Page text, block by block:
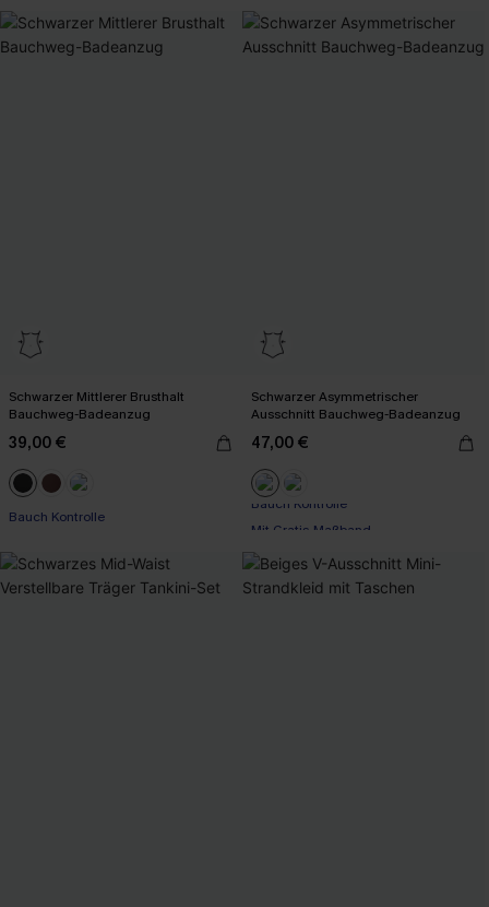
Schwarzer Mittlerer Brusthalt
Bauchweg-Badeanzug
39,00 €
Bauch Kontrolle
Schwarzer Asymmetrischer
Ausschnitt Bauchweg-Badeanzug
47,00 €
Mit Gratis-Maßband